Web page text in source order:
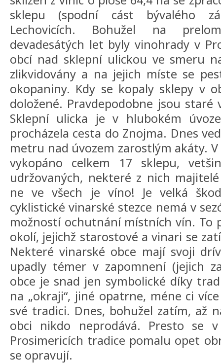
sklepu (spodní cást bývalého
Lechovicích. Bohužel na
devadesátých let byly vinohrady v
obcí nad sklepní ulickou ve smeru
zlikvidovány a na jejich míste se
okopaniny. Kdy se kopaly sklepy v
doložené. Pravdepodobne jsou
Sklepní ulicka je v hlubokém
procházela cesta do Znojma. Dnes
metru nad úvozem zarostlým akáty.
vykopáno celkem 17 sklepu,
udržovaných, nekteré z nich
ne ve všech je víno! Je velká
cyklistické vinarské stezce nemá v
možností ochutnání místních vín. To
okolí, jejichž starostové a vinari se
Nekteré vinarské obce mají svoji
upadly témer v zapomnení (jejich
obce je snad jen symbolické díky
na „okraji“, jiné opatrne, méne ci
své tradici. Dnes, bohužel zatím, až
obci nikdo neprodává. Presto se
Prosimericích tradice pomalu opet
se opravují.